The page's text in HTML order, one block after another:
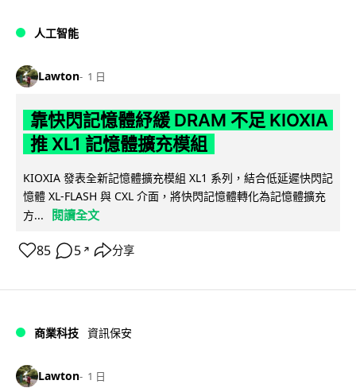
人工智能
Lawton 1 日
靠快閃記憶體紓緩 DRAM 不足 KIOXIA
推 XL1 記憶體擴充模組
KIOXIA 發表全新記憶體擴充模組 XL1 系列，結合低延遲快閃記
憶體 XL-FLASH 與 CXL 介面，將快閃記憶體轉化為記憶體擴充
方...
閱讀全文
85 5 ↗ 分享
商業科技 資訊保安
Lawton 1 日